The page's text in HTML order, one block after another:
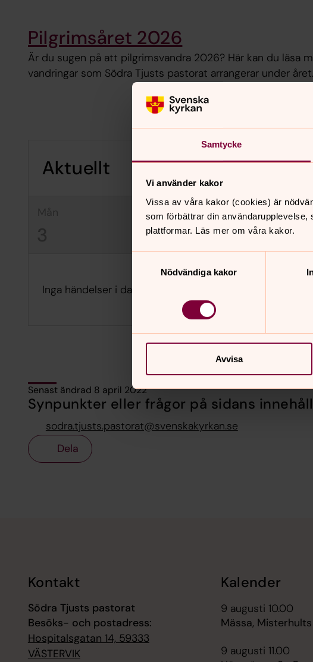
Samtycke
Vi använder kakor
Vissa av våra kakor (cookies) är
som förbättrar din
plattformar. Läs mer om våra kakor.
Nödvändiga kakor
Avvisa
Pilgrimsåret 2026
Är du sugen på att pilgrimsvandra 2026? Här kan du läsa
vandringar som Södra Tjusts pastorat arrangerar under året.
Aktuellt
tis
4
ons
5
Inga händelser i dag.
Senast ändrad 8 april 2022
Synpunkter eller frågor på sidans
sodra.tjusts.pastorat@svenskakyrkan.se
Dela
Kontakt
Södra Tjusts pastorat
Besöks- och postadress:
Hospitalsgatan 14, 59333
VÄSTERVIK
Kalender
9 augusti 10.00
Mässa,
9 augusti 11.00